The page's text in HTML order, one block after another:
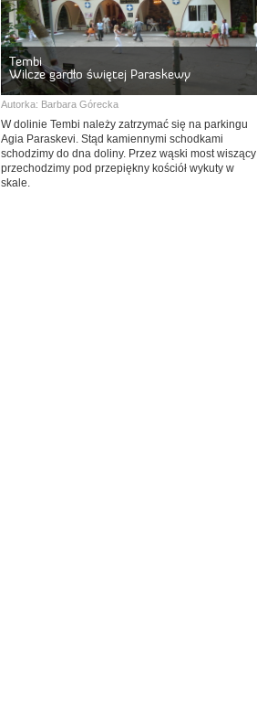
Tembi
Wilcze gardło świętej Paraskewy
Autorka: Barbara Górecka
W dolinie Tembi należy zatrzymać się na parkingu
Agia Paraskevi. Stąd kamiennymi schodkami
schodzimy do dna doliny. Przez wąski most wiszący
przechodzimy pod przepiękny kościół wykuty w
skale.